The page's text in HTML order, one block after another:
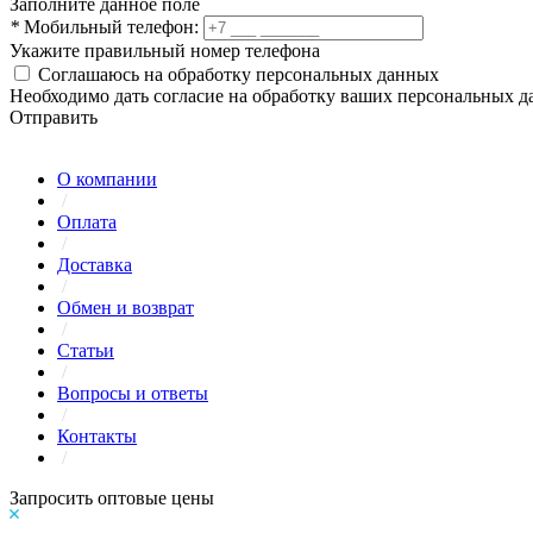
Заполните данное поле
* Мобильный телефон:
Укажите правильный номер телефона
Соглашаюсь на обработку персональных данных
Необходимо дать согласие на обработку ваших персональных
Отправить
О компании
/
Оплата
/
Доставка
/
Обмен и возврат
/
Статьи
/
Вопросы и ответы
/
Контакты
/
Запросить оптовые цены